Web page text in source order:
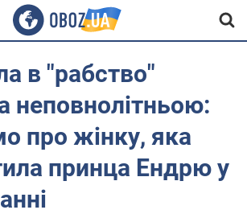
в "рабство"
неповнолітньою:
про жінку, яка
принца Ендрю у